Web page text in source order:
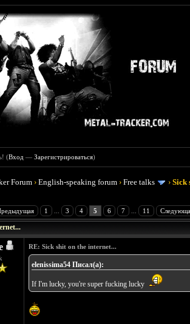
(Вход —Зарегистрироваться)
Forum ›English-speaking forum ›Free talks ›Sick
1 3 4 5 6 7 11
RE: Sick shit on the internet...
elenissima54 Писал(а):
If I'm lucky, you're super fucking lucky